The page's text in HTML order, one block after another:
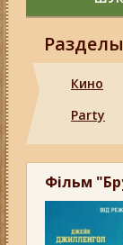
Кино
Party
Фільм